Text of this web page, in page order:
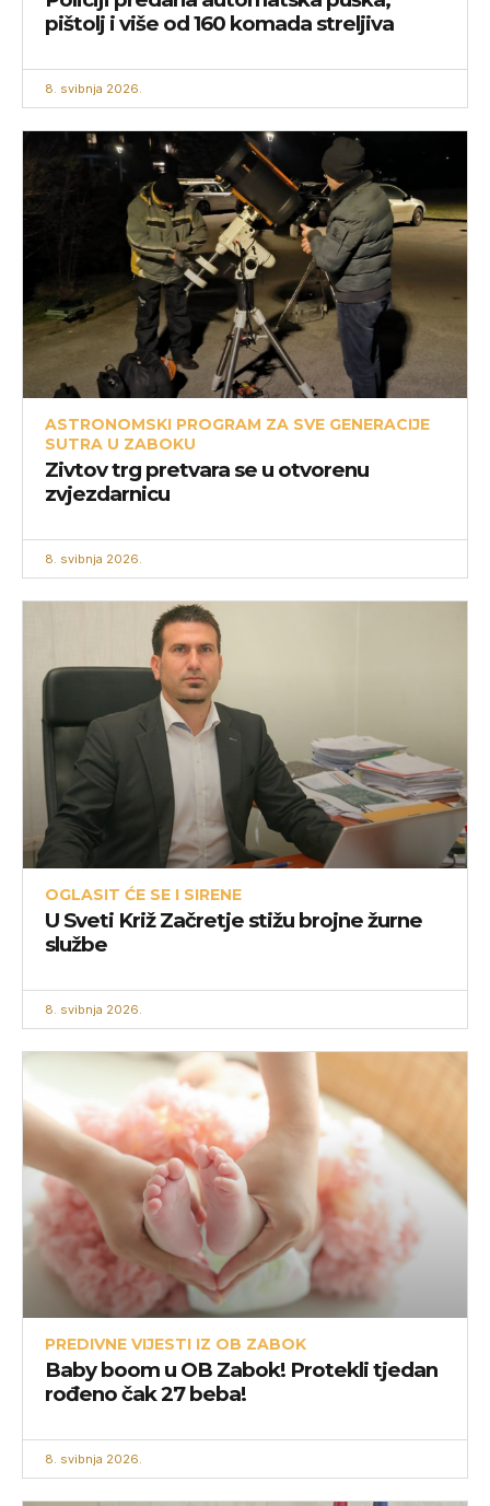
pištolj i više od 160 komada streljiva
8. svibnja 2026.
ASTRONOMSKI PROGRAM ZA SVE GENERACIJE
SUTRA U ZABOKU
Zivtov trg pretvara se u otvorenu
zvjezdarnicu
8. svibnja 2026.
OGLASIT ĆE SE I SIRENE
U Sveti Križ Začretje stižu brojne žurne
službe
8. svibnja 2026.
PREDIVNE VIJESTI IZ OB ZABOK
Baby boom u OB Zabok! Protekli tjedan
rođeno čak 27 beba!
8. svibnja 2026.